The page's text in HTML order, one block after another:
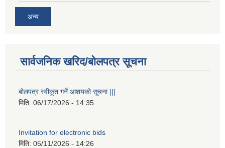
अन्य
सार्वजनिक खरिद/बोलपत्र सूचना
बोलपत्र स्वीकूत गर्ने आशयको सूचना |||
मिति: 06/17/2026 - 14:35
Invitation for electronic bids
मिति: 05/11/2026 - 14:26